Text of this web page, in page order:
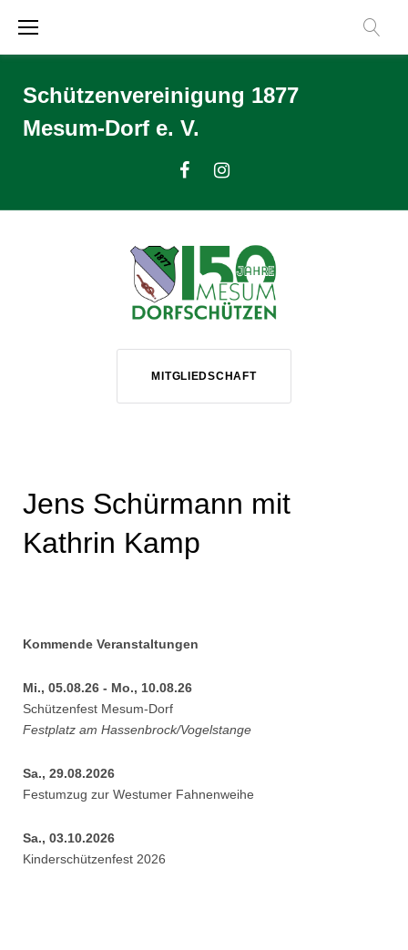
Schützenvereinigung 1877
Mesum-Dorf e. V.
MITGLIEDSCHAFT
Jens Schürmann mit
Kathrin Kamp
Kommende Veranstaltungen
Mi., 05.08.26 - Mo., 10.08.26
Schützenfest Mesum-Dorf
Festplatz am Hassenbrock/Vogelstange
Sa., 29.08.2026
Festumzug zur Westumer Fahnenweihe
Sa., 03.10.2026
Kinderschützenfest 2026